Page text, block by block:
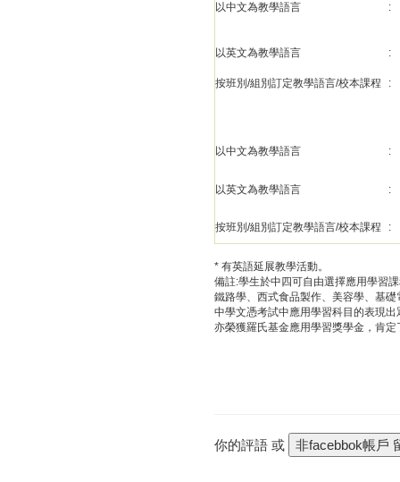
以中文為教學語言 :
以英文為教學語言 :
按班別/組別訂定教學語言/校本課程 :
以中文為教學語言 :
以英文為教學語言 :
按班別/組別訂定教學語言/校本課程 :
* 有英語延展教學活動。
備註:學生於中四可自由選擇應用學習
鐵路學、西式食品製作、美容學、基
中學文憑考試中應用學習科目的表現
亦榮獲羅氏基金應用學習獎學金，肯
你的評語 或